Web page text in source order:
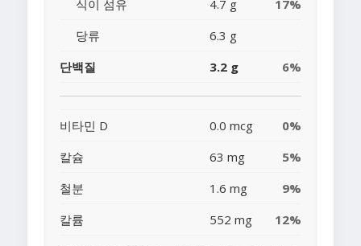
식이 섬유 4.7 g
17%
당류
6.3 g
단백질
3.2 g 6%
비타민 D 0.0 mcg
0%
칼슘
63 mg
5%
철분
1.6 mg
9%
칼륨
552 mg 12%